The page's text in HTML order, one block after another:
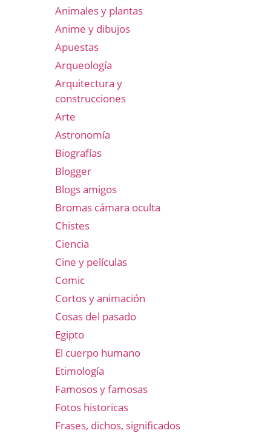
Animales y plantas
Anime y dibujos
Apuestas
Arqueología
Arquitectura y
construcciones
Arte
Astronomía
Biografías
Blogger
Blogs amigos
Bromas cámara oculta
Chistes
Ciencia
Cine y películas
Comic
Cortos y animación
Cosas del pasado
Egipto
El cuerpo humano
Etimología
Famosos y famosas
Fotos historicas
Frases, dichos, significados